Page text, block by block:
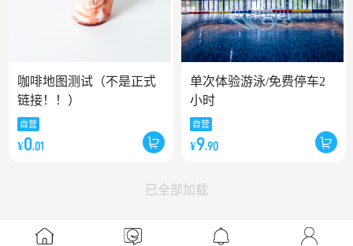
咖啡地图测试（不是正式
链接！！）
自营
¥0.01
单次体验游泳/免费停车2
小时
自营
¥9.90
已全部加载